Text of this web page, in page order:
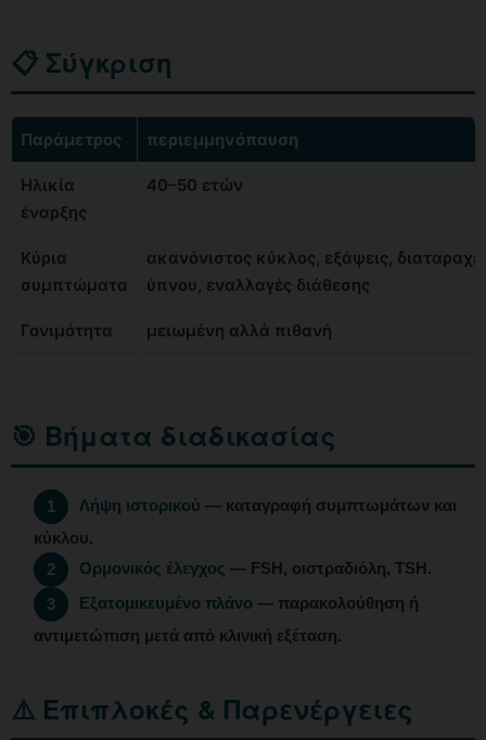
📋 Σύγκριση
Παράμετρος περιεμμηνόπαυση
Ηλικία
έναρξης
40–50 ετών
Κύρια
συμπτώματα
ακανόνιστος κύκλος, εξάψεις,
ύπνου, εναλλαγές διάθεσης
Γονιμότητα μειωμένη αλλά πιθανή
🎯 Βήματα διαδικασίας
1 Λήψη ιστορικού — καταγραφή συμπτωμάτων και
κύκλου.
2
Ορμονικός έλεγχος — FSH, οιστραδιόλη, TSH.
3
Εξατομικευμένο πλάνο — παρακολούθηση ή
αντιμετώπιση μετά από κλινική εξέταση.
⚠️ Επιπλοκές & Παρενέργειες